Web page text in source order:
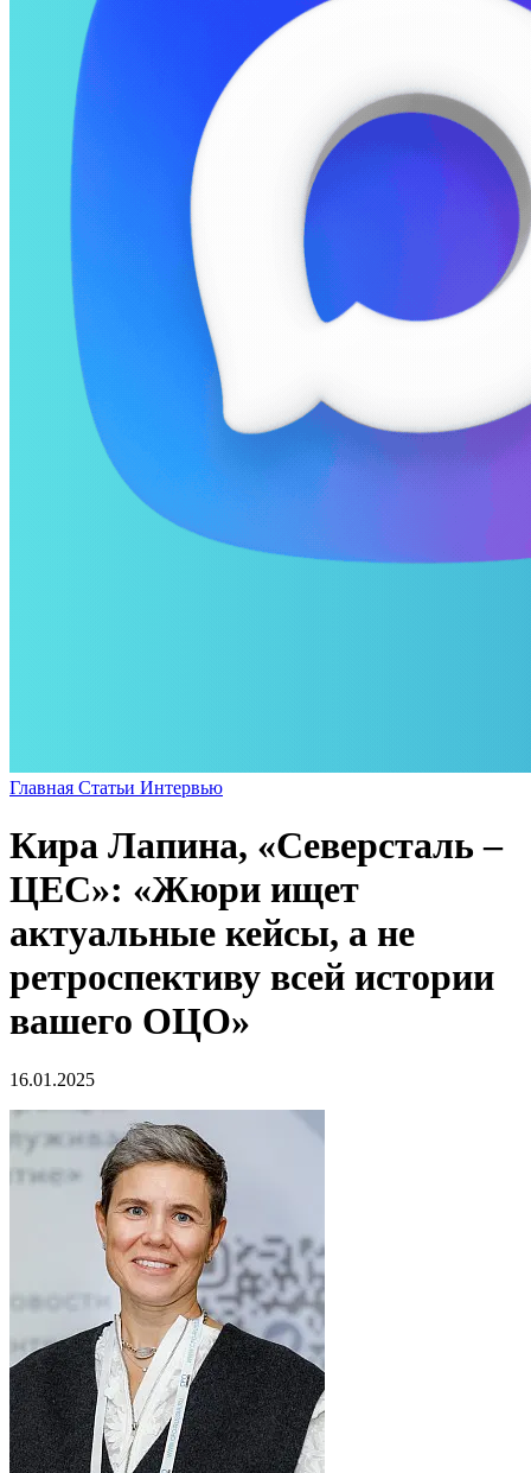
Главная Статьи Интервью
Кира Лапина, «Северсталь –
ЦЕС»: «Жюри ищет
актуальные кейсы, а не
ретроспективу всей истории
вашего ОЦО»
16.01.2025